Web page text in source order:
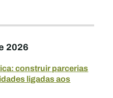
2026
construir parcerias
ligadas aos